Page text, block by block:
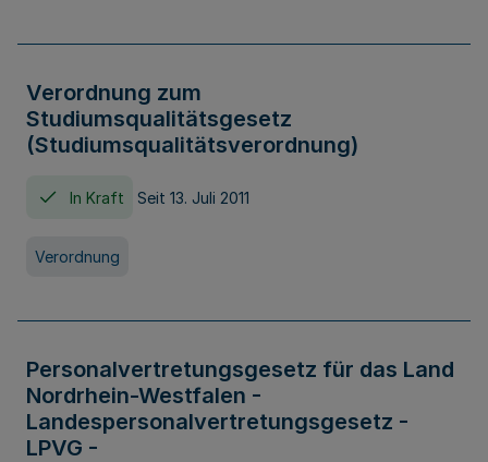
Verordnung zum
Studiumsqualitätsgesetz
(Studiumsqualitätsverordnung)
In Kraft Seit 13. Juli 2011
Verordnung
Personalvertretungsgesetz für das Land
Nordrhein-Westfalen -
Landespersonalvertretungsgesetz -
LPVG -